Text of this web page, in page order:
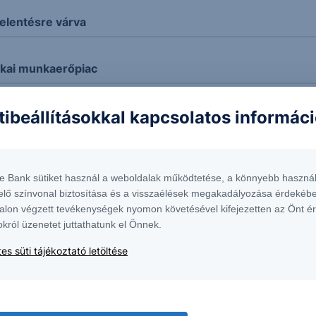
várva
munkaerőpiac
kurzus
bevétele, de ez sem volt elég
a Bayer
őt - Európai piaci kitekintő
kapcsolatos
Bank sütiket használ a weboldalak működtetése, a könnyebb
színvonal biztosítása és a visszaélések megakadályozása
végzett tevékenységek nyomon követésével kifejezetten az Önt
üzenetet juttathatunk el Önnek.
süti tájékoztató letöltése